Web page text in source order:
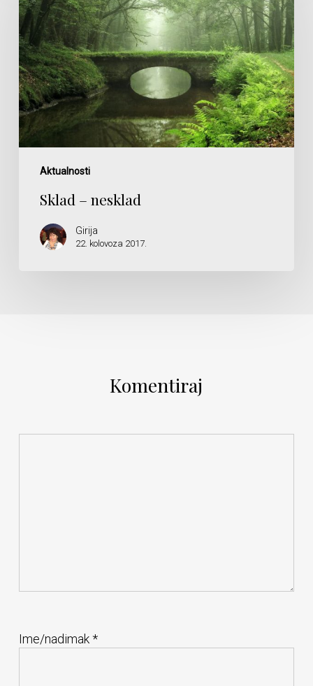
Aktualnosti
nesklad
Sklad – nesklad
Girija
22. kolovoza 2017.
Komentiraj
Ime/nadimak*